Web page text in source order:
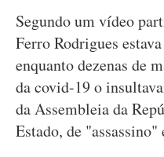
Segundo um vídeo
Ferro Rodrigues
enquanto dezenas de
da covid-19 o
da Assembleia da
Estado, de